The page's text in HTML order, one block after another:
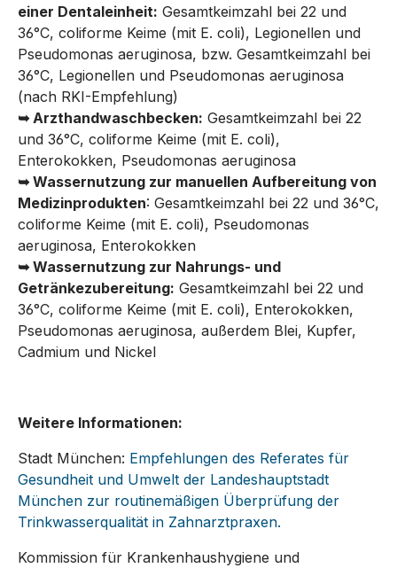
einer Dentaleinheit: Gesamtkeimzahl bei 22 und
36°C, coliforme Keime (mit E. coli), Legionellen und
Pseudomonas aeruginosa, bzw. Gesamtkeimzahl bei
36°C, Legionellen und Pseudomonas aeruginosa
(nach RKI-Empfehlung)
➥ Arzthandwaschbecken: Gesamtkeimzahl bei 22
und 36°C, coliforme Keime (mit E. coli),
Enterokokken, Pseudomonas aeruginosa
➥ Wassernutzung zur manuellen Aufbereitung von
Medizinprodukten: Gesamtkeimzahl bei 22 und 36°C,
coliforme Keime (mit E. coli), Pseudomonas
aeruginosa, Enterokokken
➥ Wassernutzung zur Nahrungs- und
Getränkezubereitung: Gesamtkeimzahl bei 22 und
36°C, coliforme Keime (mit E. coli), Enterokokken,
Pseudomonas aeruginosa, außerdem Blei, Kupfer,
Cadmium und Nickel
Weitere Informationen:
Stadt München: Empfehlungen des Referates für
Gesundheit und Umwelt der Landeshauptstadt
München zur routinemäßigen Überprüfung der
Trinkwasserqualität in Zahnarztpraxen.
Kommission für Krankenhaushygiene und